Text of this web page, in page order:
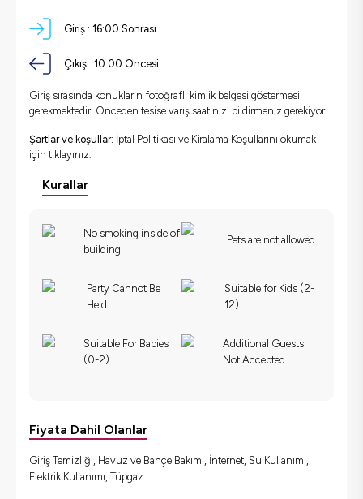
Giriş : 16:00 Sonrası
Çıkış : 10:00 Öncesi
Giriş sırasında konukların fotoğraflı kimlik belgesi göstermesi
gerekmektedir. Önceden tesise varış saatinizi bildirmeniz gerekiyor.
Şartlar ve koşullar: İptal Politikası ve Kiralama Koşullarını okumak
için tıklayınız.
Kurallar
No smoking inside of
building
Pets are not allowed
Party Cannot Be
Held
Suitable for Kids (2-
12)
Suitable For Babies
(0-2)
Additional Guests
Not Accepted
Fiyata Dahil Olanlar
Giriş Temizliği, Havuz ve Bahçe Bakımı, İnternet, Su Kullanımı,
Elektrik Kullanımı, Tüpgaz